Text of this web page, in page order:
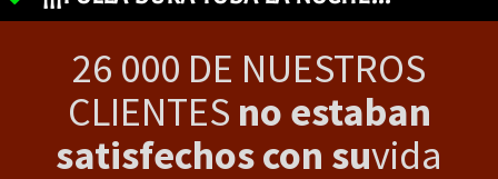
26 000 DE NUESTROS
CLIENTES no estaban
satisfechos con suvida